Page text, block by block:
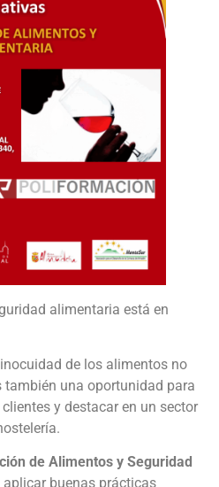
alimentaria está en
de los alimentos no
también una oportunidad para
y destacar en un sector
de Alimentos y Seguridad
aplicar buenas prácticas